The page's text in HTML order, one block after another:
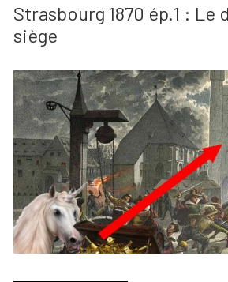
Strasbourg 1870 ép.1 : Le
siège